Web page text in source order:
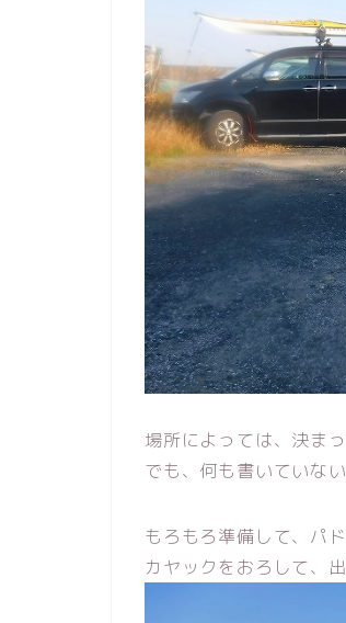
場所によっては、決ま
でも、何も書いていな
もろもろ準備して、パ
カヤックをおろして、